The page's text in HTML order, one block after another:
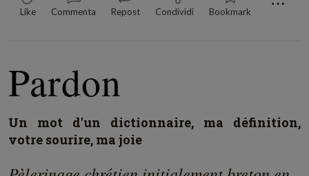
Like Commenta Repost Condividi Bookmark
Pardon
Un mot d'un dictionnaire, ma définition,
votre sourire, ma joie